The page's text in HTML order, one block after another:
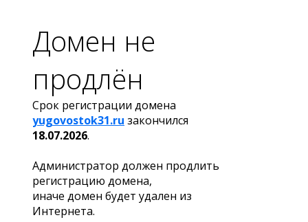
Домен не
продлён
Срок регистрации домена
yugovostok31.ru закончился
18.07.2026.
Администратор должен продлить
регистрацию домена,
иначе домен будет удален из
Интернета.